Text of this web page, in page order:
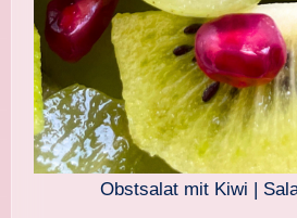
Obstsalat mit Kiwi |